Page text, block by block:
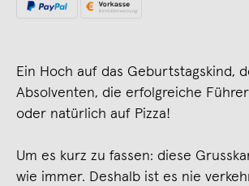
Ein Hoch auf das Geburtstagskind,
Absolventen, die erfolgreiche
oder natürlich auf Pizza!
Um es kurz zu fassen: diese
wie immer. Deshalb ist es nie